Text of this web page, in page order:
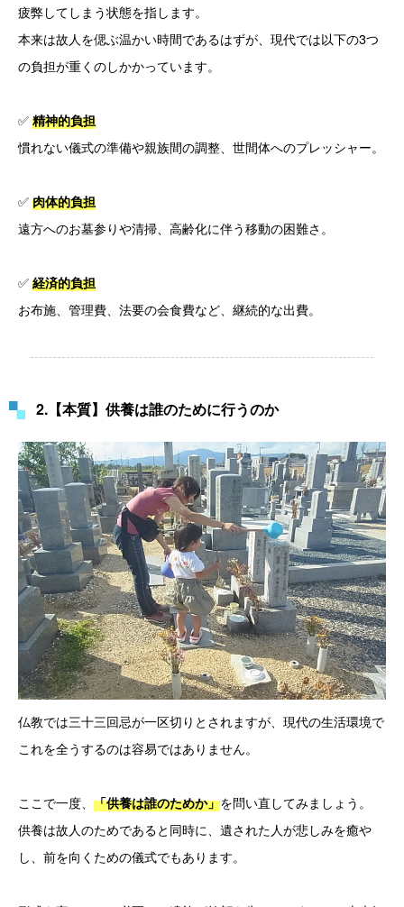
疲弊してしまう状態を指します。
本来は故人を偲ぶ温かい時間であるはずが、現代では以下の3つ
の負担が重くのしかかっています。
✅ 精神的負担
慣れない儀式の準備や親族間の調整、世間体へのプレッシャー。
✅ 肉体的負担
遠方へのお墓参りや清掃、高齢化に伴う移動の困難さ。
✅ 経済的負担
お布施、管理費、法要の会食費など、継続的な出費。
2.【本質】供養は誰のために行うのか
仏教では三十三回忌が一区切りとされますが、現代の生活環境で
これを全うするのは容易ではありません。
ここで一度、 「供養は誰のためか」を問い直してみましょう。
供養は故人のためであると同時に、遺された人が悲しみを癒や
し、前を向くための儀式でもあります。